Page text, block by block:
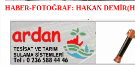
HABER-FOTOĞRAF: HAKAN